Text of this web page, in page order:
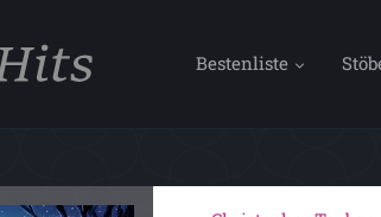
Bestenliste